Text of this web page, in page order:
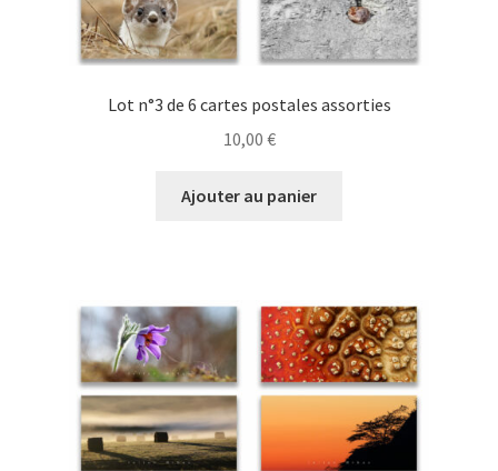
Lot n°3 de 6 cartes postales assorties
10,00 €
Ajouter au panier